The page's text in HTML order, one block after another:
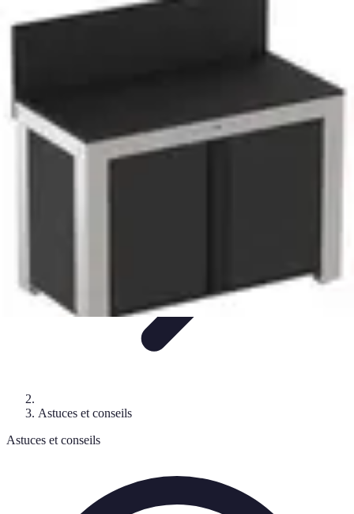
Cuisine Ustensiles
Tendances
Astuces et conseils
Astuces et conseils